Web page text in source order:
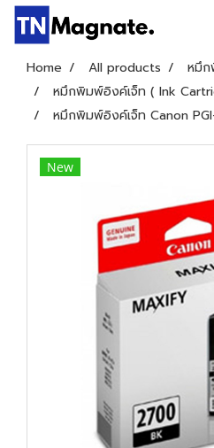
Home All products
หมึ
หมึกพิมพ์อิงค์เจ็ท ( Ink
หมึกพิมพ์อิงค์เจ็ท Canon
New